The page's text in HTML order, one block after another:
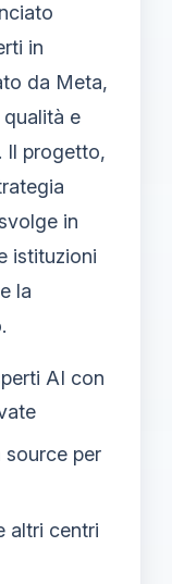
in
da Meta,
qualità e
Il progetto,
in
istituzioni
la
AI con
source per
altri centri